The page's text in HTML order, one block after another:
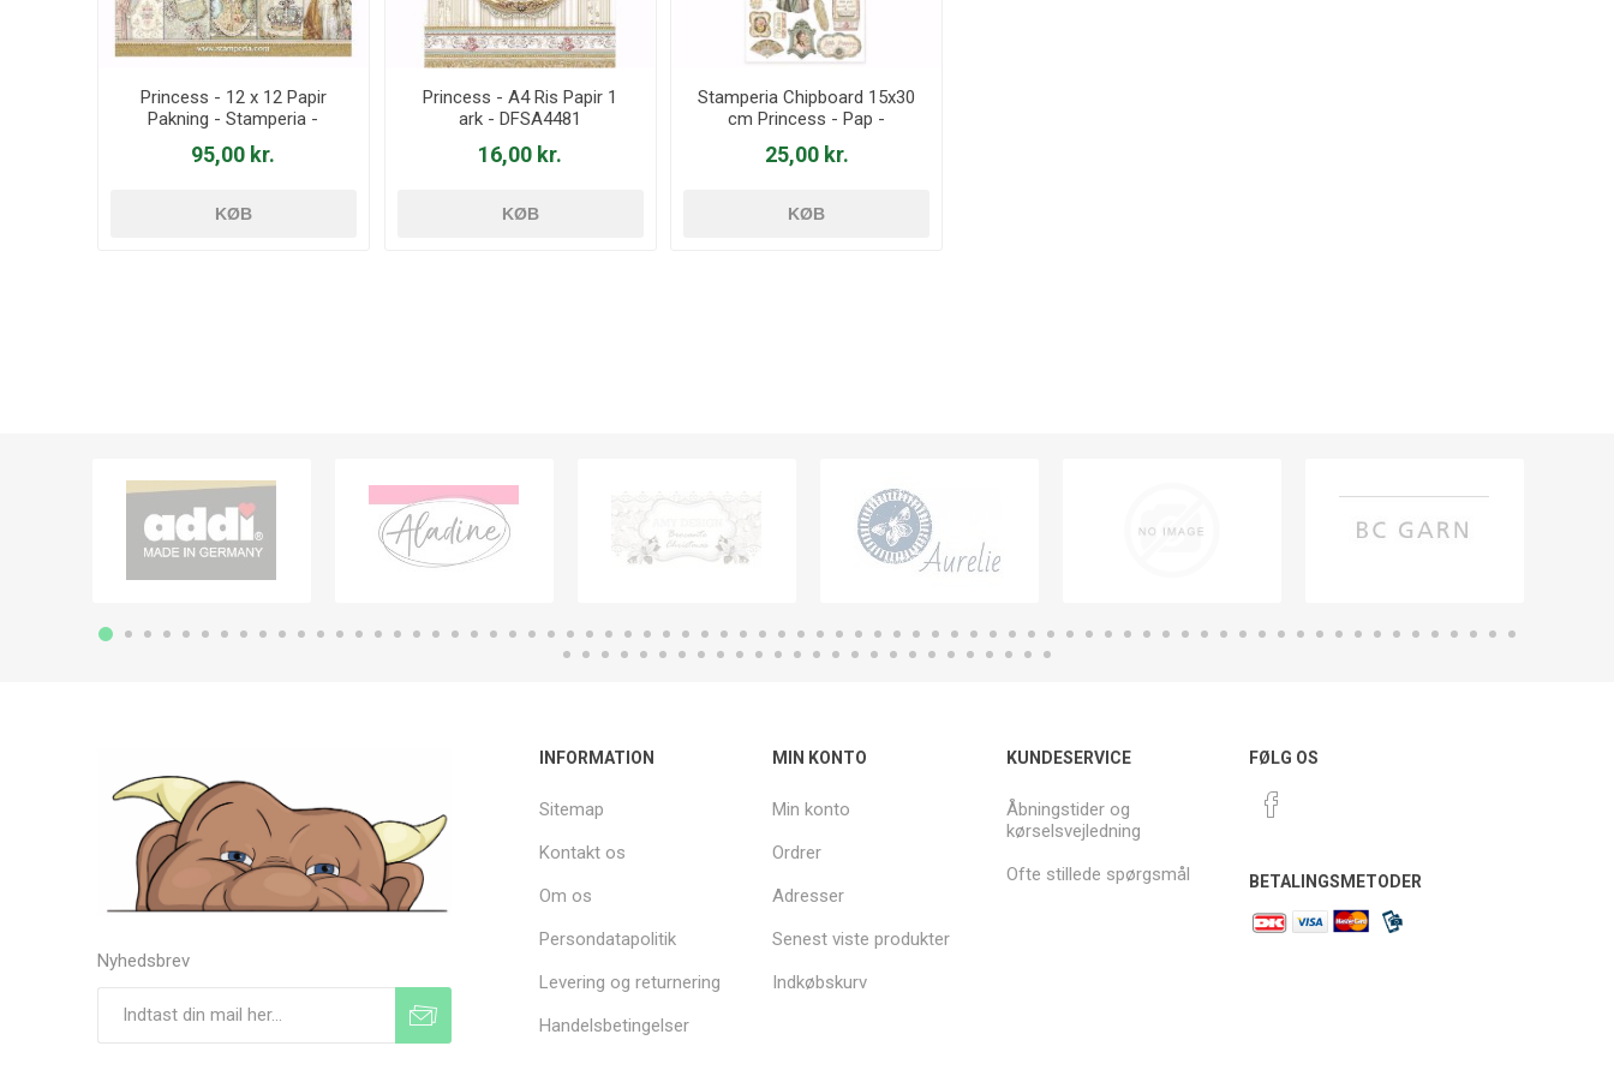
Princess - 12 x 12 Papir
Pakning - Stamperia -
SBBL75
95,00 kr.
KØB
Princess - A4 Ris Papir 1
ark - DFSA4481
16,00 kr.
KØB
Stamperia Chipboard 15x30
cm Princess - Pap -
DFLCB07
25,00 kr.
KØB
Nyhedsbrev
INFORMATION
Sitemap
Kontakt os
Om os
Persondatapolitik
Levering og returnering
Handelsbetingelser
MIN KONTO
Min konto
Ordrer
Adresser
Senest viste produkter
Indkøbskurv
KUNDESERVICE
Åbningstider og
kørselsvejledning
Ofte stillede spørgsmål
FØLG OS
BETALINGSMETODER